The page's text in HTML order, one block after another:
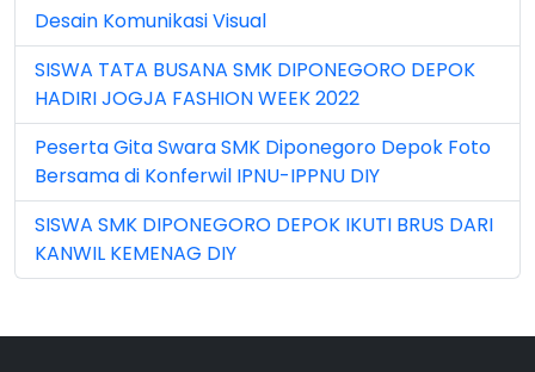
Mar 2024 (1)
Mar 2026 (3)
May 2026 (16)
Nov 2022 (101)
Nov 2023 (5)
Nov 2025 (15)
Desain Komunikasi Visual
SISWA TATA BUSANA SMK DIPONEGORO DEPOK
HADIRI JOGJA FASHION WEEK 2022
Peserta Gita Swara SMK Diponegoro Depok Foto
Bersama di Konferwil IPNU-IPPNU DIY
SISWA SMK DIPONEGORO DEPOK IKUTI BRUS DARI
KANWIL KEMENAG DIY